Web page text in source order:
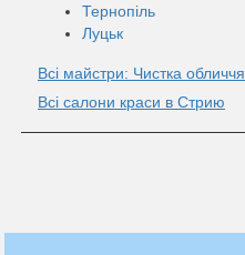
Тернопіль
Луцьк
Всі майстри: Чистка обличчя
Всі салони краси в Стрию